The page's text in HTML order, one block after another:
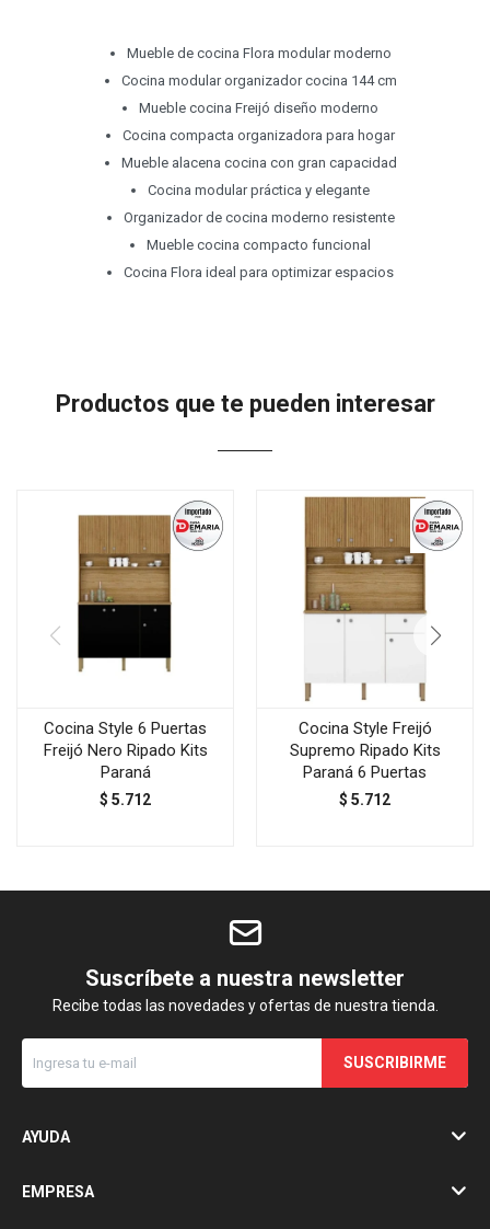
Mueble de cocina Flora modular moderno
Cocina modular organizador cocina 144 cm
Mueble cocina Freijó diseño moderno
Cocina compacta organizadora para hogar
Mueble alacena cocina con gran capacidad
Cocina modular práctica y elegante
Organizador de cocina moderno resistente
Mueble cocina compacto funcional
Cocina Flora ideal para optimizar espacios
Productos que te pueden interesar
Cocina Style 6 Puertas
Freijó Nero Ripado Kits
Paraná
$ 5.712
Cocina Style Freijó
Supremo Ripado Kits
Paraná 6 Puertas
$ 5.712
Suscríbete a nuestra newsletter
Recibe todas las novedades y ofertas de nuestra tienda.
SUSCRIBIRME
AYUDA
EMPRESA